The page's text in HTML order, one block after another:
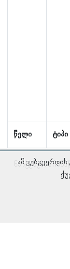
წელი ტიპი
ნაჩვენებია
ამ